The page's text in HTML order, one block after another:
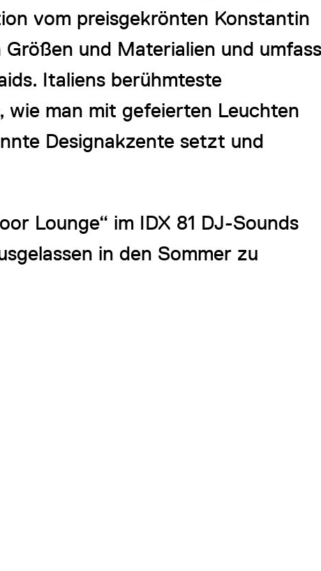
vom preisgekrönten Konstantin
und Materialien und
Italiens berühmteste
man mit gefeierten Leuchten
Designakzente setzt und
Lounge“ im IDX 81 DJ-Sounds
in den Sommer zu